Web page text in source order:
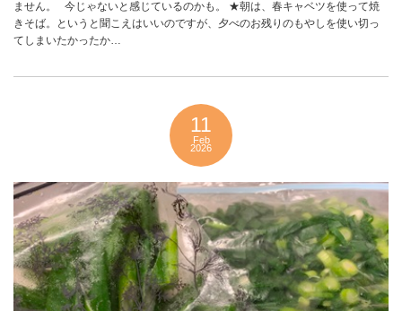
ません。 今じゃないと感じているのかも。 ★朝は、春キャベツを使って焼
きそば。というと聞こえはいいのですが、夕べのお残りのもやしを使い切っ
てしまいたかったか…
11
Feb
2026